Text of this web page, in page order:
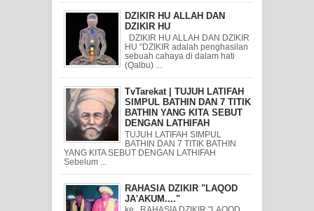
DZIKIR HU ALLAH DAN
DZIKIR HU
DZIKIR HU ALLAH DAN DZIKIR
HU “DZIKIR adalah penghasilan
sebuah cahaya di dalam hati
(Qalbu) ...
TvTarekat | TUJUH LATIFAH
SIMPUL BATHIN DAN 7 TITIK
BATHIN YANG KITA SEBUT
DENGAN LATHIFAH
TUJUH LATIFAH SIMPUL
BATHIN DAN 7 TITIK BATHIN
YANG KITA SEBUT DENGAN LATHIFAH
Sebelum ...
RAHASIA DZIKIR "LAQOD
JA'AKUM...."